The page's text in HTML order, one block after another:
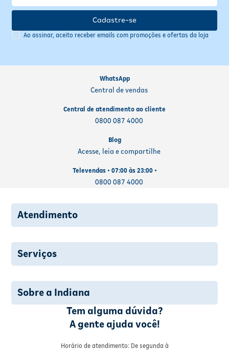
Ao assinar, aceito receber emails com promoções e ofertas da loja
Cadastre-se
WhatsApp
Central de vendas
Central de atendimento ao cliente
0800 087 4000
Blog
Acesse, leia e compartilhe
Televendas • 07:00 às 23:00 •
0800 087 4000
Atendimento
Serviços
Sobre a Indiana
Tem alguma dúvida?
A gente ajuda você!
Horário de atendimento: De segunda à